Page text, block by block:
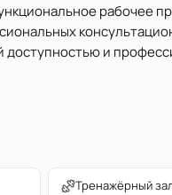
рабочее
и
Тренажёрный